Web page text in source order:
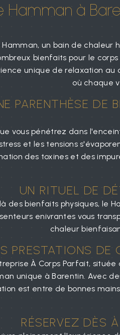
Hamman à
Hamman, un bain de
bienfaits pour le
unique de relaxation
où chaque
PARENTHÈSE DE
vous pénétrez dans
et les tensions
des toxines et des
UN RITUEL DE
des bienfaits physiques, le
enivrantes vous
chaleur
PRESTATIONS DE
À Corps Parfait,
unique à Barentin. Avec
est entre de bonnes
RÉSERVEZ DÈS